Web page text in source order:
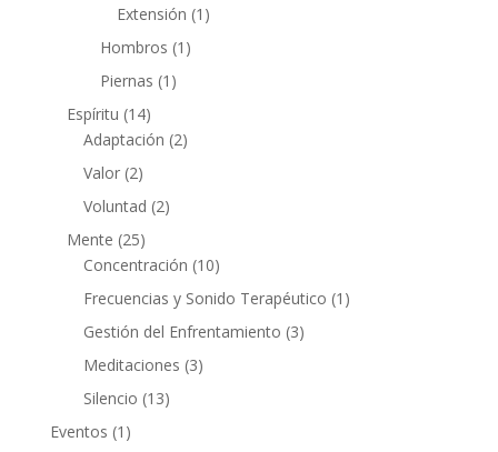
Extensión (1)
Hombros (1)
Piernas (1)
Espíritu (14)
Adaptación (2)
Valor(2)
Voluntad (2)
Mente (25)
Concentración (10)
Frecuencias y Sonido Terapéutico (1)
Gestión del Enfrentamiento (3)
Meditaciones (3)
Silencio (13)
Eventos (1)